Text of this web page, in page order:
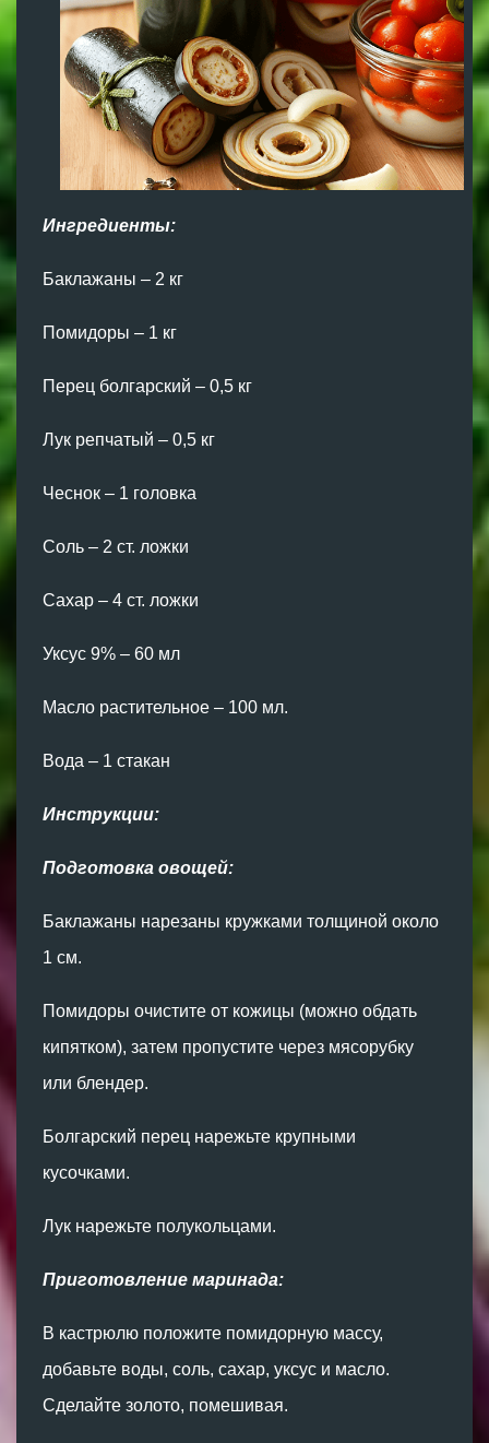
Ингредиенты:
Баклажаны – 2 кг
Помидоры – 1 кг
Перец болгарский – 0,5 кг
Лук репчатый – 0,5 кг
Чеснок – 1 головка
Соль – 2 ст. ложки
Сахар – 4 ст. ложки
Уксус 9% – 60 мл
Масло растительное – 100 мл.
Вода – 1 стакан
Инструкции:
Подготовка овощей:
Баклажаны нарезаны кружками толщиной около
1 см.
Помидоры очистите от кожицы (можно обдать
кипятком), затем пропустите через мясорубку
или блендер.
Болгарский перец нарежьте крупными
кусочками.
Лук нарежьте полукольцами.
Приготовление маринада:
В кастрюлю положите помидорную массу,
добавьте воды, соль, сахар, уксус и масло.
Сделайте золото, помешивая.